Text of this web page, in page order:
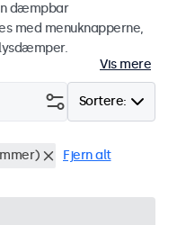
dæmpbar
med menuknapperne,
Vis mere
Sortere:
Fjern alt